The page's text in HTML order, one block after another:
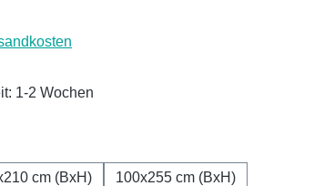
1-2 Wochen
cm (BxH)
100x255 cm (BxH)